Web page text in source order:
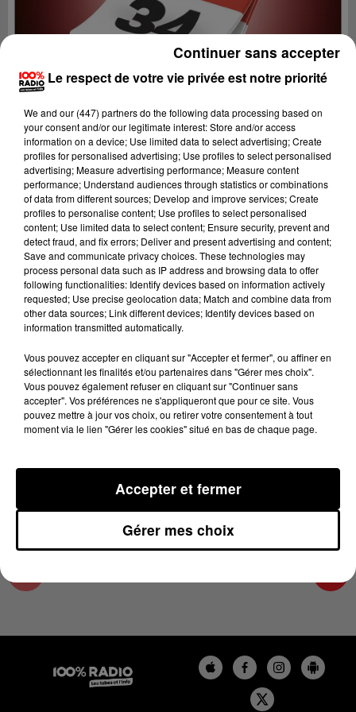
Lecture (1 min 13 sec)
100%
100% Radio l'agenda de l'Hérault
6 janvier 2024 - 1 min 13 sec
L'AGENDA DE L'HÉRAULT DU 06/01/2024 À
09H37
L'AGENDA DE L'HERAULT
Le respect de votre vie privée est notre priorité
We and our (447) partnersdo the following data processing based on
your consent and/or our legitimate interest: Store and/or access
information on a device; Use limited data to select advertising; Create
profiles for personalised advertising; Use profiles to select personalised
advertising; Measure advertising performance; Measure content
performance; Understand audiences through statistics or combinations
of data from different sources; Develop and improve services; Create
profiles to personalise content; Use profiles to select personalised
content; Use limited data to select content; Ensure security, prevent and
detect fraud, and fix errors; Deliver and present advertising and content;
Save and communicate privacy choices. These technologies may
process personal data such as IP address and browsing data to offer
following functionalities: Identify devices based on information actively
requested; Use precise geolocation data; Match and combine data from
other data sources; Link different devices; Identify devices based on
information transmitted automatically.
Vous pouvez accepter en cliquant sur "Accepter et fermer", ou affiner en
sélectionnant les finalités et/ou partenaires dans "Gérer mes choix".
Vous pouvez également refuser en cliquant sur "Continuer sans
accepter". Vos préférences ne s'appliqueront que pour ce site. Vous
pouvez mettre à jour vos choix, ou retirer votre consentement à tout
moment via le lien "Gérer les cookies" situé en bas de chaque page.
Gérer mes choix
Accepter et fermer
Continuer sans accepter